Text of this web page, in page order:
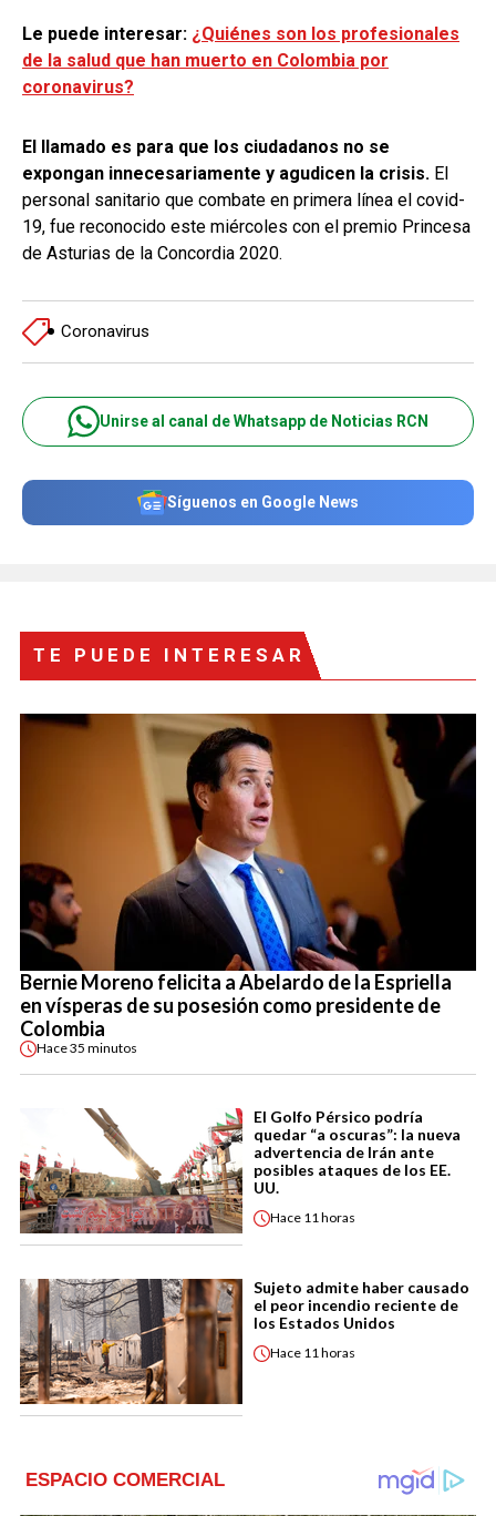
Le puede interesar: ¿Quiénes son los profesionales
de la salud que han muerto en Colombia por
coronavirus?
El llamado es para que los ciudadanos no se
expongan innecesariamente y agudicen la crisis. El
personal sanitario que combate en primera línea el covid-
19, fue reconocido este miércoles con el premio Princesa
de Asturias de la Concordia 2020.
Coronavirus
Unirse al canal de Whatsapp de Noticias RCN
Síguenos en Google News
TE PUEDE INTERESAR
Bernie Moreno felicita a Abelardo de la Espriella
en vísperas de su posesión como presidente de
Colombia
Hace35 minutos
El Golfo Pérsico podría
quedar “a oscuras”: la nueva
advertencia de Irán ante
posibles ataques de los EE.
UU.
Hace 11 horas
Sujeto admite haber causado
el peor incendio reciente de
los Estados Unidos
Hace 11 horas